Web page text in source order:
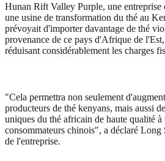
Hunan Rift Valley Purple, une entreprise
une usine de transformation du thé au
prévoyait d'importer davantage de thé
provenance de ce pays d'Afrique de
réduisant considérablement les charges
"Cela permettra non seulement
producteurs de thé kenyans, mais aussi
uniques du thé africain de haute qualité
consommateurs chinois", a déclaré
de l'entreprise.